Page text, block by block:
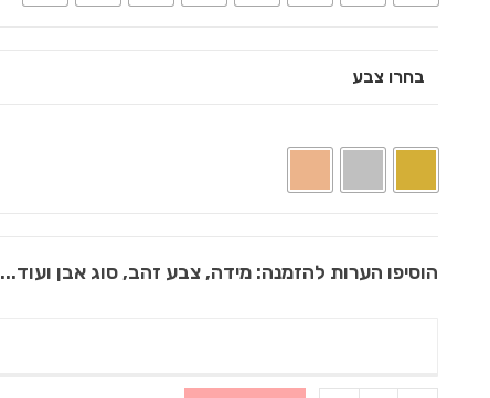
בחרו צבע
הוסיפו הערות להזמנה: מידה, צבע זהב, סוג אבן ועוד...